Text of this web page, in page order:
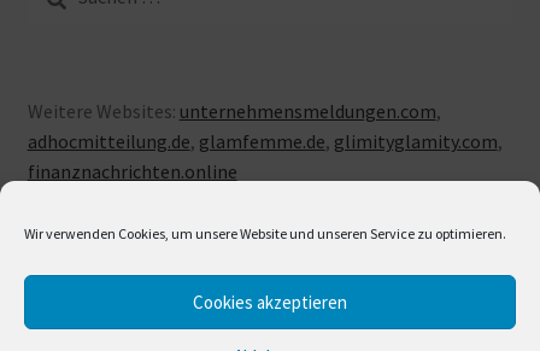
Wir verwenden Cookies, um unsere Website und unseren Service zu optimieren.
Cookies akzeptieren
nach:
Weitere Websites: unternehmensmeldungen.com,
adhocmitteilung.de, glamfemme.de, glimityglamity.com,
finanznachrichten.online
© LUXUSLOVE 2026